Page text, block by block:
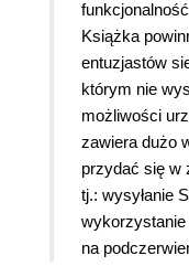
Książka
entuzjastów
którym nie
możliwości
zawiera dużo
przydać się w
tj.: wysyłanie
wykorzystanie
na